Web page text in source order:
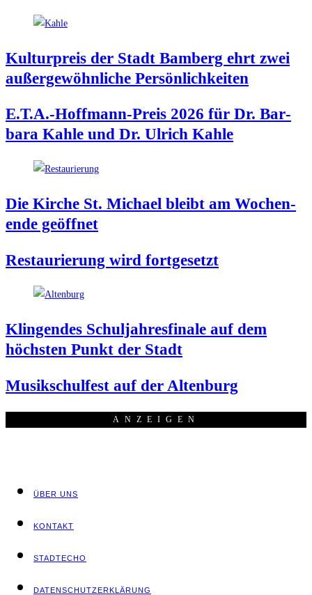
Kul­tur­preis der Stadt Bam­berg ehrt zwei
außer­ge­wöhn­li­che Persönlichkeiten
E.T.A.-Hoffmann-Preis 2026 für Dr. Bar­
ba­ra Kah­le und Dr. Ulrich Kahle
Die Kir­che St. Micha­el bleibt am Wochen­
en­de geöffnet
Restau­rie­rung wird fortgesetzt
Klin­gen­des Schul­jah­res­fi­na­le auf dem
höchs­ten Punkt der Stadt
Musik­schul­fest auf der Altenburg
ANZEI­GEN
ÜBER UNS
KON­TAKT
STADT­ECHO
DATEN­SCHUTZ­ER­KLÄ­RUNG